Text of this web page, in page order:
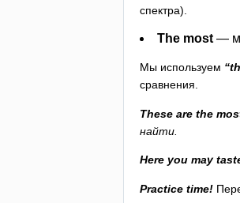
спектра).
The most —
Мы используем “
сравнения.
These are the
найти.
Here you may
Practice time!